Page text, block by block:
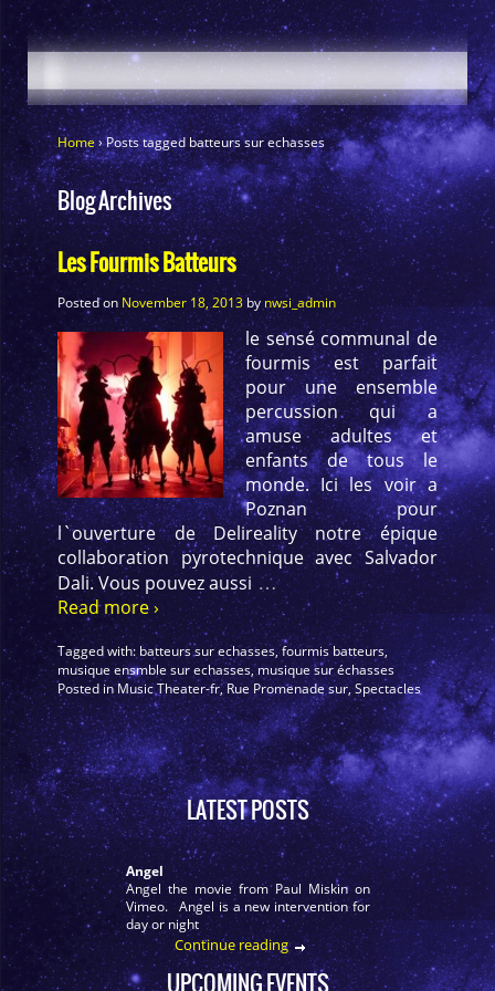
Home›Posts tagged batteurs sur echasses
Blog Archives
Les Fourmis Batteurs
Posted on November 18, 2013bynwsi_admin
le sensé communal de
fourmis est parfait
pour une ensemble
percussion qui a
amuse adultes et
enfants de tous le
monde. Ici les voir a
Poznan pour
l`ouverture de Delireality notre épique
collaboration pyrotechnique avec Salvador
Dali. Vous pouvez aussi …
Read more ›
Tagged with:batteurs sur echasses,fourmis batteurs,
musique ensmble sur echasses,musique sur échasses
Posted inMusic Theater-fr,Rue Promenade sur,Spectacles
LATEST POSTS
Angel
Angel the movie from Paul Miskin on
Vimeo. Angel is a new intervention for
day or night
Continue reading